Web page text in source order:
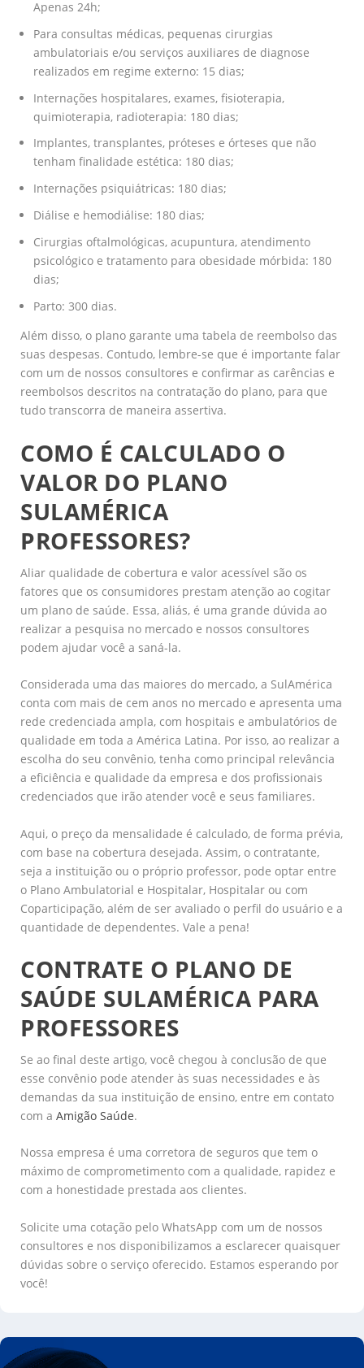
Apenas 24h;
Para consultas médicas, pequenas cirurgias
ambulatoriais e/ou serviços auxiliares de diagnose
realizados em regime externo: 15 dias;
Internações hospitalares, exames, fisioterapia,
quimioterapia, radioterapia: 180 dias;
Implantes, transplantes, próteses e órteses que não
tenham finalidade estética: 180 dias;
Internações psiquiátricas: 180 dias;
Diálise e hemodiálise: 180 dias;
Cirurgias oftalmológicas, acupuntura, atendimento
psicológico e tratamento para obesidade mórbida: 180
dias;
Parto: 300 dias.
Além disso, o plano garante uma tabela de reembolso das
suas despesas. Contudo, lembre-se que é importante falar
com um de nossos consultores e confirmar as carências e
reembolsos descritos na contratação do plano, para que
tudo transcorra de maneira assertiva.
COMO É CALCULADO O
VALOR DO PLANO
SULAMÉRICA
PROFESSORES?
Aliar qualidade de cobertura e valor acessível são os
fatores que os consumidores prestam atenção ao cogitar
um plano de saúde. Essa, aliás, é uma grande dúvida ao
realizar a pesquisa no mercado e nossos consultores
podem ajudar você a saná-la.
Considerada uma das maiores do mercado, a SulAmérica
conta com mais de cem anos no mercado e apresenta uma
rede credenciada ampla, com hospitais e ambulatórios de
qualidade em toda a América Latina. Por isso, ao realizar a
escolha do seu convênio, tenha como principal relevância
a eficiência e qualidade da empresa e dos profissionais
credenciados que irão atender você e seus familiares.
Aqui, o preço da mensalidade é calculado, de forma prévia,
com base na cobertura desejada. Assim, o contratante,
seja a instituição ou o próprio professor, pode optar entre
o Plano Ambulatorial e Hospitalar, Hospitalar ou com
Coparticipação, além de ser avaliado o perfil do usuário e a
quantidade de dependentes. Vale a pena!
CONTRATE O PLANO DE
SAÚDE SULAMÉRICA PARA
PROFESSORES
Se ao final deste artigo, você chegou à conclusão de que
esse convênio pode atender às suas necessidades e às
demandas da sua instituição de ensino, entre em contato
com a Amigão Saúde.
Nossa empresa é uma corretora de seguros que tem o
máximo de comprometimento com a qualidade, rapidez e
com a honestidade prestada aos clientes.
Solicite uma cotação pelo WhatsApp com um de nossos
consultores e nos disponibilizamos a esclarecer quaisquer
dúvidas sobre o serviço oferecido. Estamos esperando por
você!